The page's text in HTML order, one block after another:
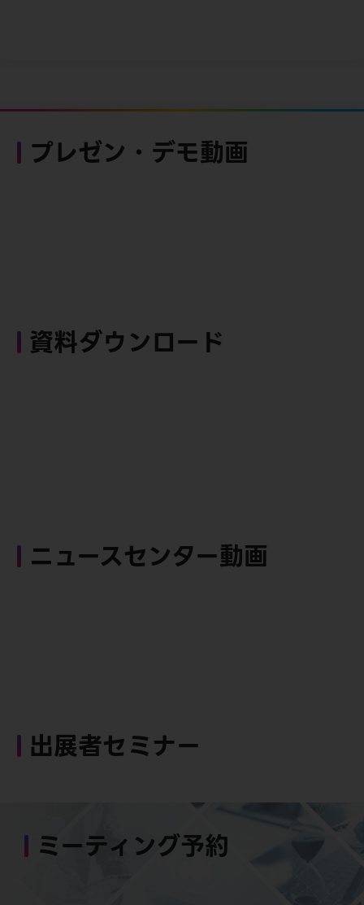
プレゼン・デモ動画
資料ダウンロード
ニュースセンター動画
出展者セミナー
ミーティング予約